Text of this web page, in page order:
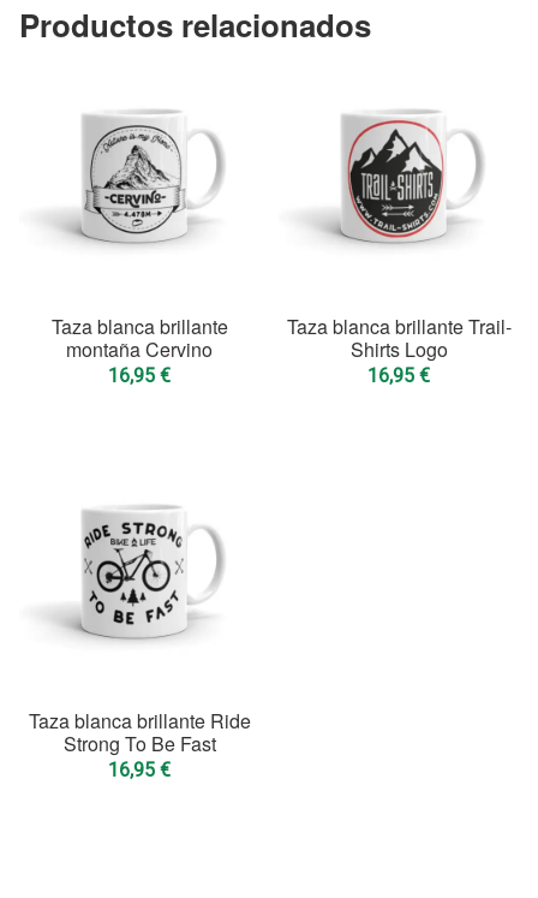
Productos relacionados
Taza blanca brillante
montaña Cervino
16,95 €
Taza blanca brillante Trail-
Shirts Logo
16,95 €
Taza blanca brillante Ride
Strong To Be Fast
16,95 €